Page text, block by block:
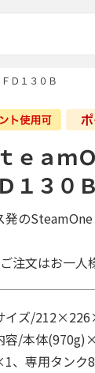
Ｄ１３０Ｂ
ｔｅａ
１３０Ｂ
発の
注文はお一人
イズ/
/本体
、専用タン